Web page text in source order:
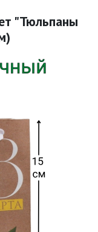
"Тюльпаны